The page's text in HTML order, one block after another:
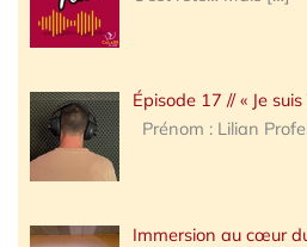
Épisode 17 // « Je
Prénom : Lilian
Immersion au cœur